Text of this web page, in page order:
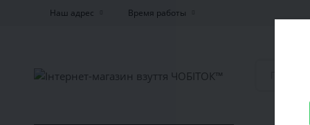
Наш адрес Время работы